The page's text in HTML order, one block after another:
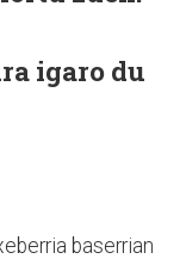
igaro du
baserrian